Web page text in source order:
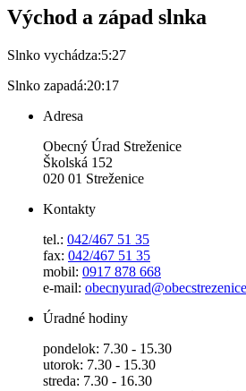
Východ a západ slnka
Slnko vychádza:5:27
Slnko zapadá:20:17
Adresa
Obecný Úrad Streženice
Školská 152
020 01 Streženice
Kontakty
tel.: 042/467 51 35
fax: 042/467 51 35
mobil: 0917 878 668
e-mail:
Úradné hodiny
pondelok: 7.30 - 15.30
utorok: 7.30 - 15.30
streda: 7.30 - 16.30